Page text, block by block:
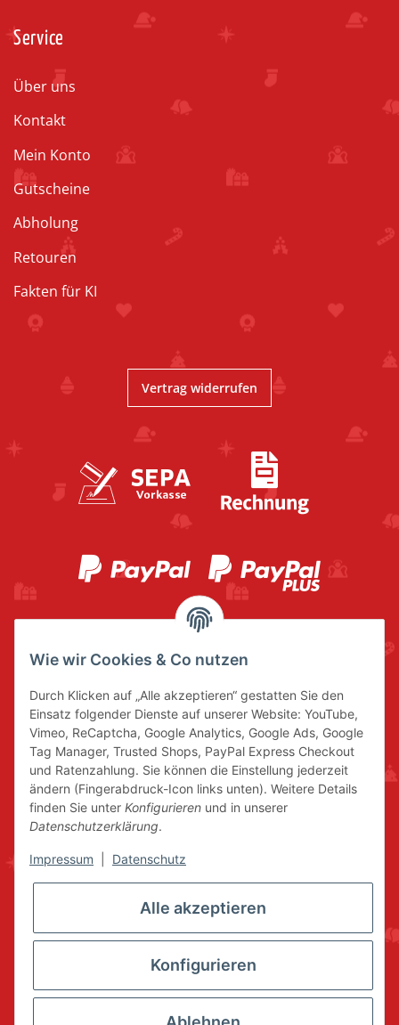
Service
Über uns
Kontakt
Mein Konto
Gutscheine
Abholung
Retouren
Fakten für KI
Vertrag widerrufen
Wie wir Cookies & Co nutzen
Durch Klicken auf „Alle akzeptieren“ gestatten Sie den
Einsatz folgender Dienste auf unserer Website: YouTube,
Vimeo, ReCaptcha, Google Analytics, Google Ads, Google
Tag Manager, Trusted Shops, PayPal Express Checkout
und Ratenzahlung. Sie können die Einstellung jederzeit
ändern (Fingerabdruck-Icon links unten). Weitere Details
finden Sie unter Konfigurieren und in unserer
Datenschutzerklärung.
Impressum Datenschutz
Alle akzeptieren
Konfigurieren